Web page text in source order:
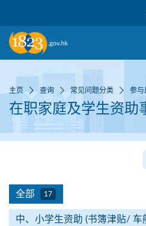
主页 查询 常见问题分类 参与
在职家庭及学生资助
全部 17
中、小学生资助 (书簿津贴/